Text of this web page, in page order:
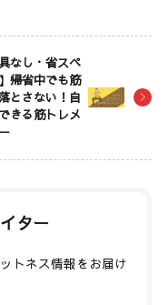
具なし・省スペ
帰省中でも筋
とさない！自
きる筋トレメ
ター
トネス情報をお届け